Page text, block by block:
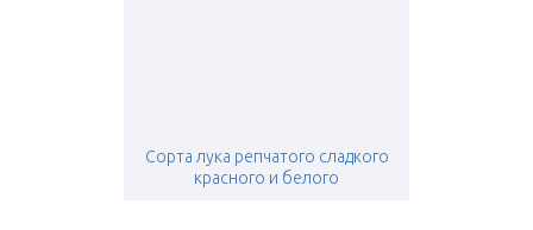
Сорта лука репчатого сладкого
красного и белого